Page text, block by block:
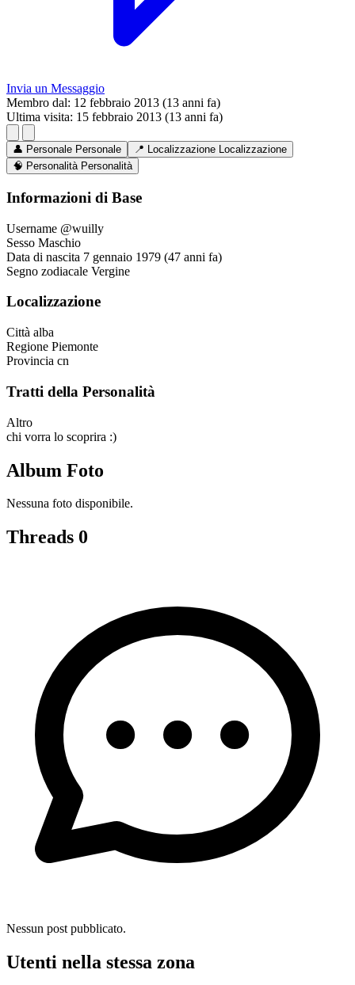
Invia un Messaggio
Membro dal: 12 febbraio 2013 (13 anni fa)
Ultima visita: 15 febbraio 2013 (13 anni fa)
👤 Personale Personale 📍 Localizzazione Localizzazione
🧠 Personalità Personalità
Informazioni di Base
Username @wuilly
Sesso Maschio
Data di nascita 7 gennaio 1979 (47 anni fa)
Segno zodiacale Vergine
Localizzazione
Città alba
Regione Piemonte
Provincia cn
Tratti della Personalità
Altro
chi vorra lo scoprira :)
Album Foto
Nessuna foto disponibile.
Threads 0
Nessun post pubblicato.
Utenti nella stessa zona